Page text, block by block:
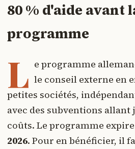
80 % d'aide avant
programme
L e programme
le conseil externe en
petites sociétés,
avec des subventions allant
coûts. Le programme
2026. Pour en bénéficier, il